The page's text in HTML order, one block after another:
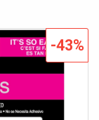
-43%